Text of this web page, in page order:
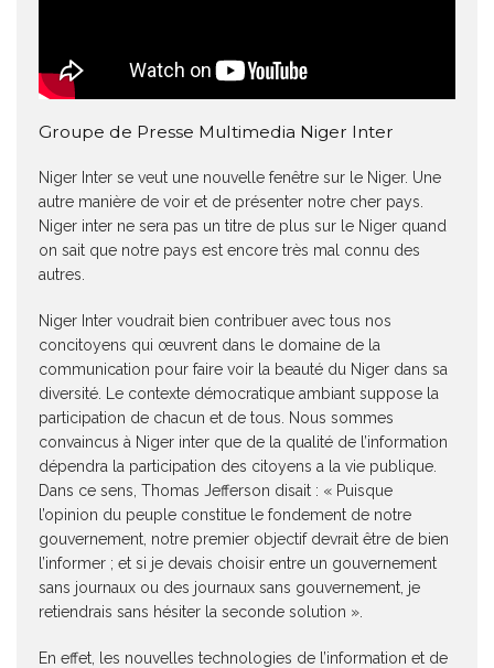
Groupe de Presse Multimedia Niger Inter
Niger Inter se veut une nouvelle fenêtre sur le Niger. Une
autre manière de voir et de présenter notre cher pays.
Niger inter ne sera pas un titre de plus sur le Niger quand
on sait que notre pays est encore très mal connu des
autres.
Niger Inter voudrait bien contribuer avec tous nos
concitoyens qui œuvrent dans le domaine de la
communication pour faire voir la beauté du Niger dans sa
diversité. Le contexte démocratique ambiant suppose la
participation de chacun et de tous. Nous sommes
convaincus à Niger inter que de la qualité de l’information
dépendra la participation des citoyens a la vie publique.
Dans ce sens, Thomas Jefferson disait : « Puisque
l’opinion du peuple constitue le fondement de notre
gouvernement, notre premier objectif devrait être de bien
l’informer ; et si je devais choisir entre un gouvernement
sans journaux ou des journaux sans gouvernement, je
retiendrais sans hésiter la seconde solution ».
En effet, les nouvelles technologies de l’information et de